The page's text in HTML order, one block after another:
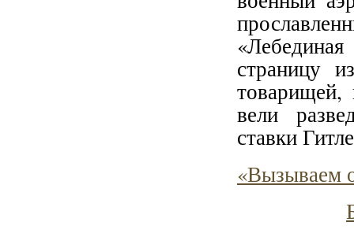
страницу
товарищей,
вели
ставки
«Вызываем